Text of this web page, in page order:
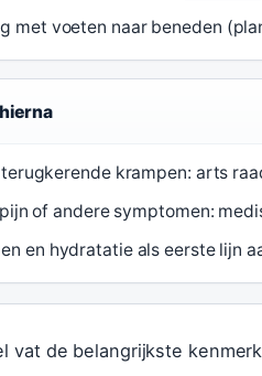
met voeten naar beneden
krampen: arts
of andere symptomen:
en hydratatie als eerste lijn
vat de belangrijkste